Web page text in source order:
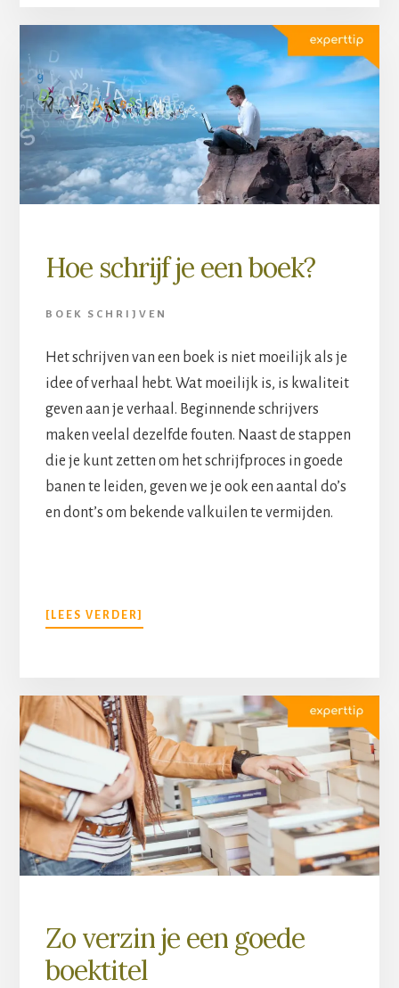
Hoe schrijf je een boek?
BOEK SCHRIJVEN
Het schrijven van een boek is niet moeilijk als je
idee of verhaal hebt. Wat moeilijk is, is kwaliteit
geven aan je verhaal. Beginnende schrijvers
maken veelal dezelfde fouten. Naast de stappen
die je kunt zetten om het schrijfproces in goede
banen te leiden, geven we je ook een aantal do’s
en dont’s om bekende valkuilen te vermijden.
[LEES VERDER]
Zo verzin je een goede
boektitel